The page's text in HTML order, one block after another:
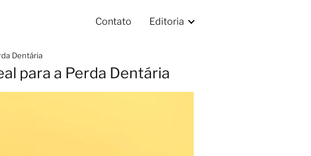
Contato Editoria
Dentária
para a Perda Dentária